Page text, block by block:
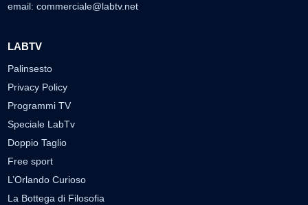
email: commerciale@labtv.net
LABTV
Palinsesto
Privacy Policy
Programmi TV
Speciale LabTv
Doppio Taglio
Free sport
L’Orlando Curioso
La Bottega di Filosofia